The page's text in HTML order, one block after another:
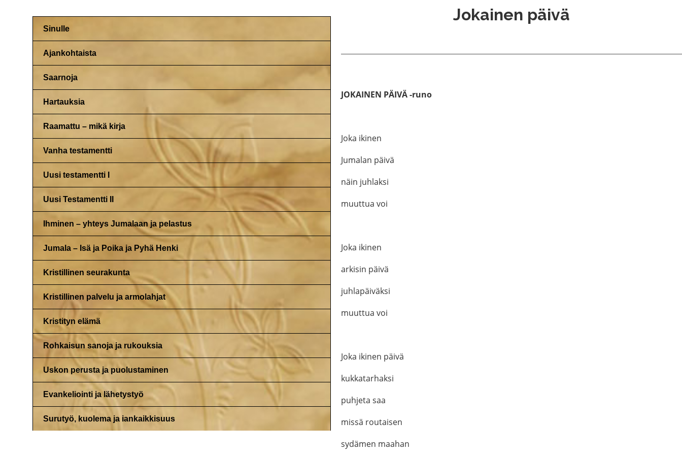
Sinulle
Ajankohtaista
Saarnoja
Hartauksia
Raamattu – mikä kirja
Vanha testamentti
Uusi testamentti I
Uusi Testamentti II
Ihminen – yhteys Jumalaan ja pelastus
Jumala – Isä ja Poika ja Pyhä Henki
Kristillinen seurakunta
Kristillinen palvelu ja armolahjat
Kristityn elämä
Rohkaisun sanoja ja rukouksia
Uskon perusta ja puolustaminen
Evankeliointi ja lähetystyö
Surutyö, kuolema ja iankaikkisuus
Jokainen päivä
JOKAINEN PÄIVÄ -runo
Joka ikinen
Jumalan päivä
näin juhlaksi
muuttua voi
Joka ikinen
arkisin päivä
juhlapäiväksi
muuttua voi
Joka ikinen päivä
kukkatarhaksi
puhjeta saa
missä routaisen
sydämen maahan